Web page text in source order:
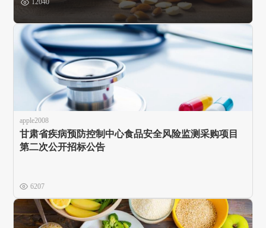
12040
apple2008
甘肃省疾病预防控制中心食品安全风险监测采购项目
第二次公开招标公告
6207